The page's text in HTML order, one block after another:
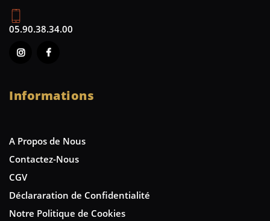
05.90.38.34.00
Informations
A Propos de Nous
Contactez-Nous
CGV
Déclararation de Confidentialité
Notre Politique de Cookies